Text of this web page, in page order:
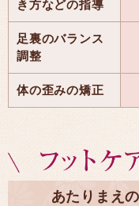
き方などの指導
足裏のバランス
調整
体の歪みの矯正
あたりまえ